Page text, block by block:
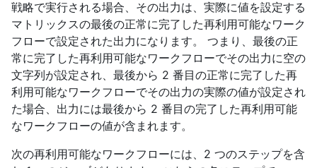
戦略で実行される場合、その出力は、実際に値を設定する
マトリックスの最後の正常に完了した再利用可能なワーク
フローで設定された出力になります。 つまり、最後の正
常に完了した再利用可能なワークフローでその出力に空の
文字列が設定され、最後から 2 番目の正常に完了した再
利用可能なワークフローでその出力の実際の値が設定され
た場合、出力には最後から 2 番目の完了した再利用可能
なワークフローの値が含まれます。
次の再利用可能なワークフローには、2 つのステップを含